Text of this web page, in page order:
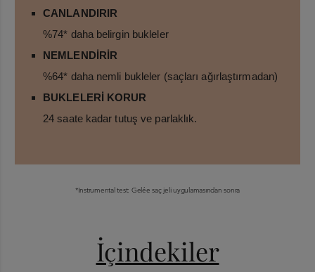
CANLANDIRIR
%74* daha belirgin bukleler
NEMLENDİRİR
%64* daha nemli bukleler (saçları ağırlaştırmadan)
BUKLELERİ KORUR
24 saate kadar tutuş ve parlaklık.
*Instrumental test: Gelée saç jeli uygulamasından sonra
İçindekiler